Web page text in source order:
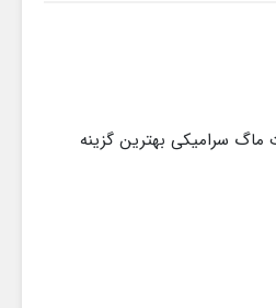
ماگ سرامیکی بهترین گزینه